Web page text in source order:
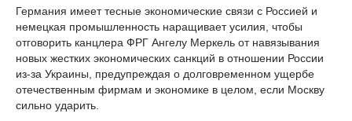
Германия имеет тесные экономические связи с Россией и
немецкая промышленность наращивает усилия, чтобы
отговорить канцлера ФРГ Ангелу Меркель от навязывания
новых жестких экономических санкций в отношении России
из-за Украины, предупреждая о долговременном ущербе
отечественным фирмам и экономике в целом, если Москву
сильно ударить.